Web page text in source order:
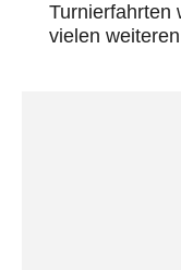
Turnierfahrten
vielen